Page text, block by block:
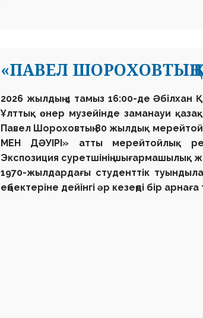
«ПАВЕЛ ШОРОХОВТЫҢ
2026 жылдың 4 тамыз 16:00-де Әбілхан
Ұлттық өнер музейінде заманауи
Павел Шороховтың80 жылдық
МЕН ДӘУІРІ» атты мерейтойлық
Экспозиция суретшінің шығармашылық
1970-жылдардағы студенттік
еңбектеріне дейінгі әр кезеңді бір